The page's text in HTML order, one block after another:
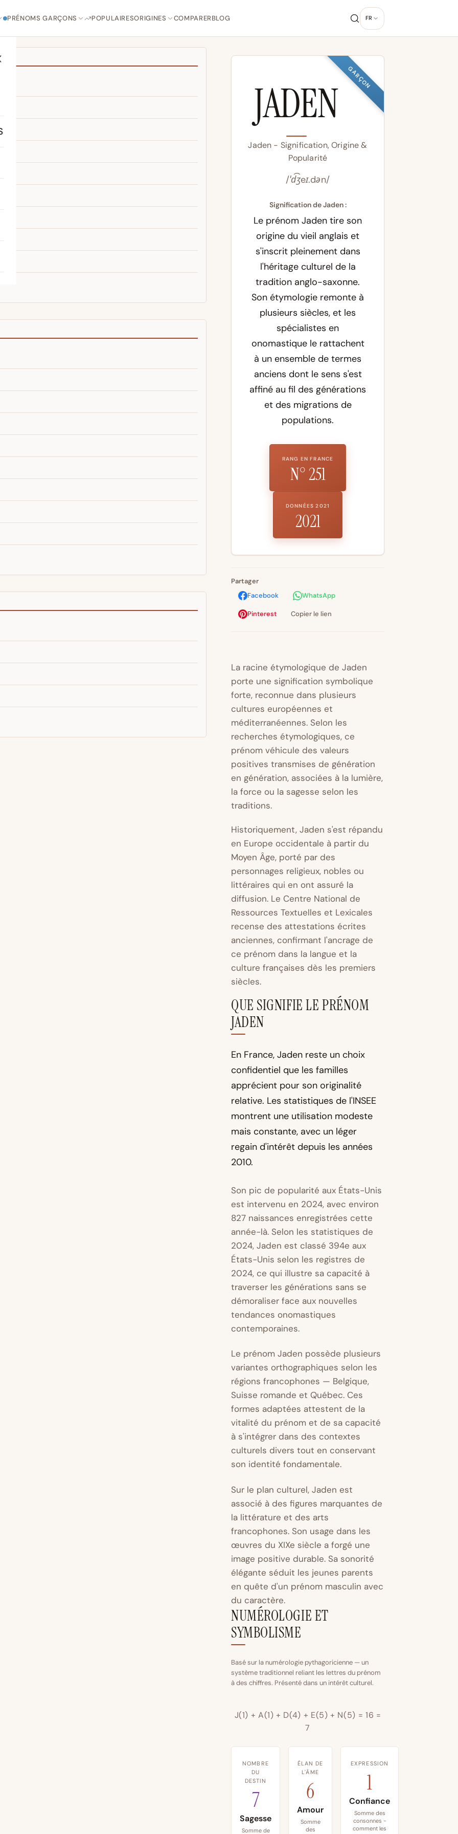
PRÉNOMS GARÇONS POPULAIRESORIGINES COMPARERBLOG FR
GARÇON
JADEN
Jaden - Signification, Origine &
Popularité
/ˈd͡ʒeɪ.dən/
Signification de Jaden :
Le prénom Jaden tire son
origine du vieil anglais et
s'inscrit pleinement dans
l'héritage culturel de la
tradition anglo-saxonne.
Son étymologie remonte à
plusieurs siècles, et les
spécialistes en
onomastique le rattachent
à un ensemble de termes
anciens dont le sens s'est
affiné au fil des générations
et des migrations de
populations.
RANG EN FRANCE
N° 251
DONNÉES 2021
2021
Partager
Facebook
WhatsApp
Pinterest Copier le lien
La racine étymologique de Jaden
porte une signification symbolique
forte, reconnue dans plusieurs
cultures européennes et
méditerranéennes. Selon les
recherches étymologiques, ce
prénom véhicule des valeurs
positives transmises de génération
en génération, associées à la lumière,
la force ou la sagesse selon les
traditions.
Historiquement, Jaden s'est répandu
en Europe occidentale à partir du
Moyen Âge, porté par des
personnages religieux, nobles ou
littéraires qui en ont assuré la
diffusion. Le Centre National de
Ressources Textuelles et Lexicales
recense des attestations écrites
anciennes, confirmant l'ancrage de
ce prénom dans la langue et la
culture françaises dès les premiers
siècles.
QUE SIGNIFIE LE PRÉNOM
JADEN
En France, Jaden reste un choix
confidentiel que les familles
apprécient pour son originalité
relative. Les statistiques de l'INSEE
montrent une utilisation modeste
mais constante, avec un léger
regain d'intérêt depuis les années
2010.
Son pic de popularité aux États-Unis
est intervenu en 2024, avec environ
827 naissances enregistrées cette
année-là. Selon les statistiques de
2024, Jaden est classé 394e aux
États-Unis selon les registres de
2024, ce qui illustre sa capacité à
traverser les générations sans se
démoraliser face aux nouvelles
tendances onomastiques
contemporaines.
Le prénom Jaden possède plusieurs
variantes orthographiques selon les
régions francophones — Belgique,
Suisse romande et Québec. Ces
formes adaptées attestent de la
vitalité du prénom et de sa capacité
à s'intégrer dans des contextes
culturels divers tout en conservant
son identité fondamentale.
Sur le plan culturel, Jaden est
associé à des figures marquantes de
la littérature et des arts
francophones. Son usage dans les
œuvres du XIXe siècle a forgé une
image positive durable. Sa sonorité
élégante séduit les jeunes parents
en quête d'un prénom masculin avec
du caractère.
NUMÉROLOGIE ET
SYMBOLISME
Basé sur la numérologie pythagoricienne — un
système traditionnel reliant les lettres du prénom
à des chiffres. Présenté dans un intérêt culturel.
J(1) + A(1) + D(4) + E(5) + N(5) = 16 =
7
NOMBRE
DU
DESTIN
7
Sagesse
Somme de
ÉLAN DE
L'ÂME
6
Amour
Somme
des
EXPRESSION
1
Confiance
Somme des
consonnes -
comment les